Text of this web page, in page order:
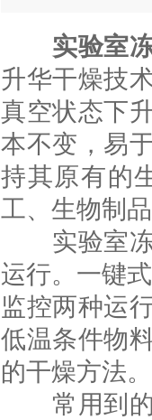
实验室
升华干燥技
真空状态下
本不变，易
持其原有的
工、生物制
实验室冻
运行。一键
监控两种运
低温条件物
的干燥方法。
常用到的